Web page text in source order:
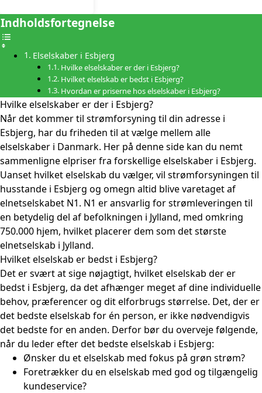
Indholdsfortegnelse
Elselskaber i Esbjerg
Hvilke elselskaber er der i Esbjerg?
Hvilket elselskab er bedst i Esbjerg?
Hvordan er priserne hos elselskaber i Esbjerg?
Hvilke elselskaber er der i Esbjerg?
Når det kommer til strømforsyning til din adresse i
Esbjerg, har du friheden til at vælge mellem alle
elselskaber i Danmark. Her på denne side kan du nemt
sammenligne elpriserfra forskellige elselskaber i Esbjerg.
Uanset hvilket elselskab du vælger, vil strømforsyningen til
husstande i Esbjerg og omegn altid blive varetaget af
elnetselskabet N1. N1 er ansvarlig for strømleveringen til
en betydelig del af befolkningen i Jylland, med omkring
750.000 hjem, hvilket placerer dem som det største
elnetselskab i Jylland.
Hvilket elselskab er bedst i Esbjerg?
Det er svært at sige nøjagtigt, hvilket elselskab der er
bedst i Esbjerg, da det afhænger meget af dine individuelle
behov, præferencer og dit elforbrugs størrelse. Det, der er
det bedste elselskab for én person, er ikke nødvendigvis
det bedste for en anden. Derfor bør du overveje følgende,
når du leder efter det bedste elselskab i Esbjerg:
Ønsker du et elselskab med fokus på grøn strøm?
Foretrækker du en elselskab med god og tilgængelig
kundeservice?